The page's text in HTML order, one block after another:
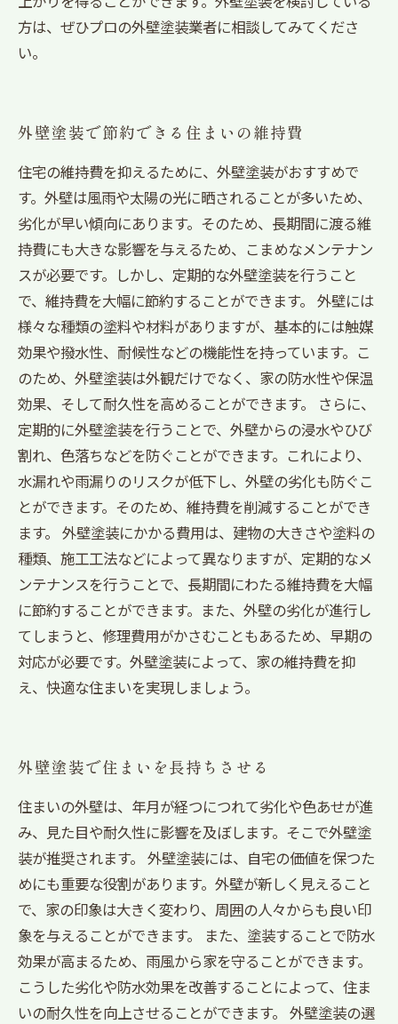
方は、ぜひプロの外壁塗装業者に相談してみてくださ
い。
外壁塗装で節約できる住まいの維持費
住宅の維持費を抑えるために、外壁塗装がおすすめで
す。外壁は風雨や太陽の光に晒されることが多いため、
劣化が早い傾向にあります。そのため、長期間に渡る維
持費にも大きな影響を与えるため、こまめなメンテナン
スが必要です。しかし、定期的な外壁塗装を行うこと
で、維持費を大幅に節約することができます。 外壁には
様々な種類の塗料や材料がありますが、基本的には触媒
効果や撥水性、耐候性などの機能性を持っています。こ
のため、外壁塗装は外観だけでなく、家の防水性や保温
効果、そして耐久性を高めることができます。 さらに、
定期的に外壁塗装を行うことで、外壁からの浸水やひび
割れ、色落ちなどを防ぐことができます。これにより、
水漏れや雨漏りのリスクが低下し、外壁の劣化も防ぐこ
とができます。そのため、維持費を削減することができ
ます。 外壁塗装にかかる費用は、建物の大きさや塗料の
種類、施工工法などによって異なりますが、定期的なメ
ンテナンスを行うことで、長期間にわたる維持費を大幅
に節約することができます。また、外壁の劣化が進行し
てしまうと、修理費用がかさむこともあるため、早期の
対応が必要です。外壁塗装によって、家の維持費を抑
え、快適な住まいを実現しましょう。
外壁塗装で住まいを長持ちさせる
住まいの外壁は、年月が経つにつれて劣化や色あせが進
み、見た目や耐久性に影響を及ぼします。そこで外壁塗
装が推奨されます。 外壁塗装には、自宅の価値を保つた
めにも重要な役割があります。外壁が新しく見えること
で、家の印象は大きく変わり、周囲の人々からも良い印
象を与えることができます。 また、塗装することで防水
効果が高まるため、雨風から家を守ることができます。
こうした劣化や防水効果を改善することによって、住ま
いの耐久性を向上させることができます。 外壁塗装の選